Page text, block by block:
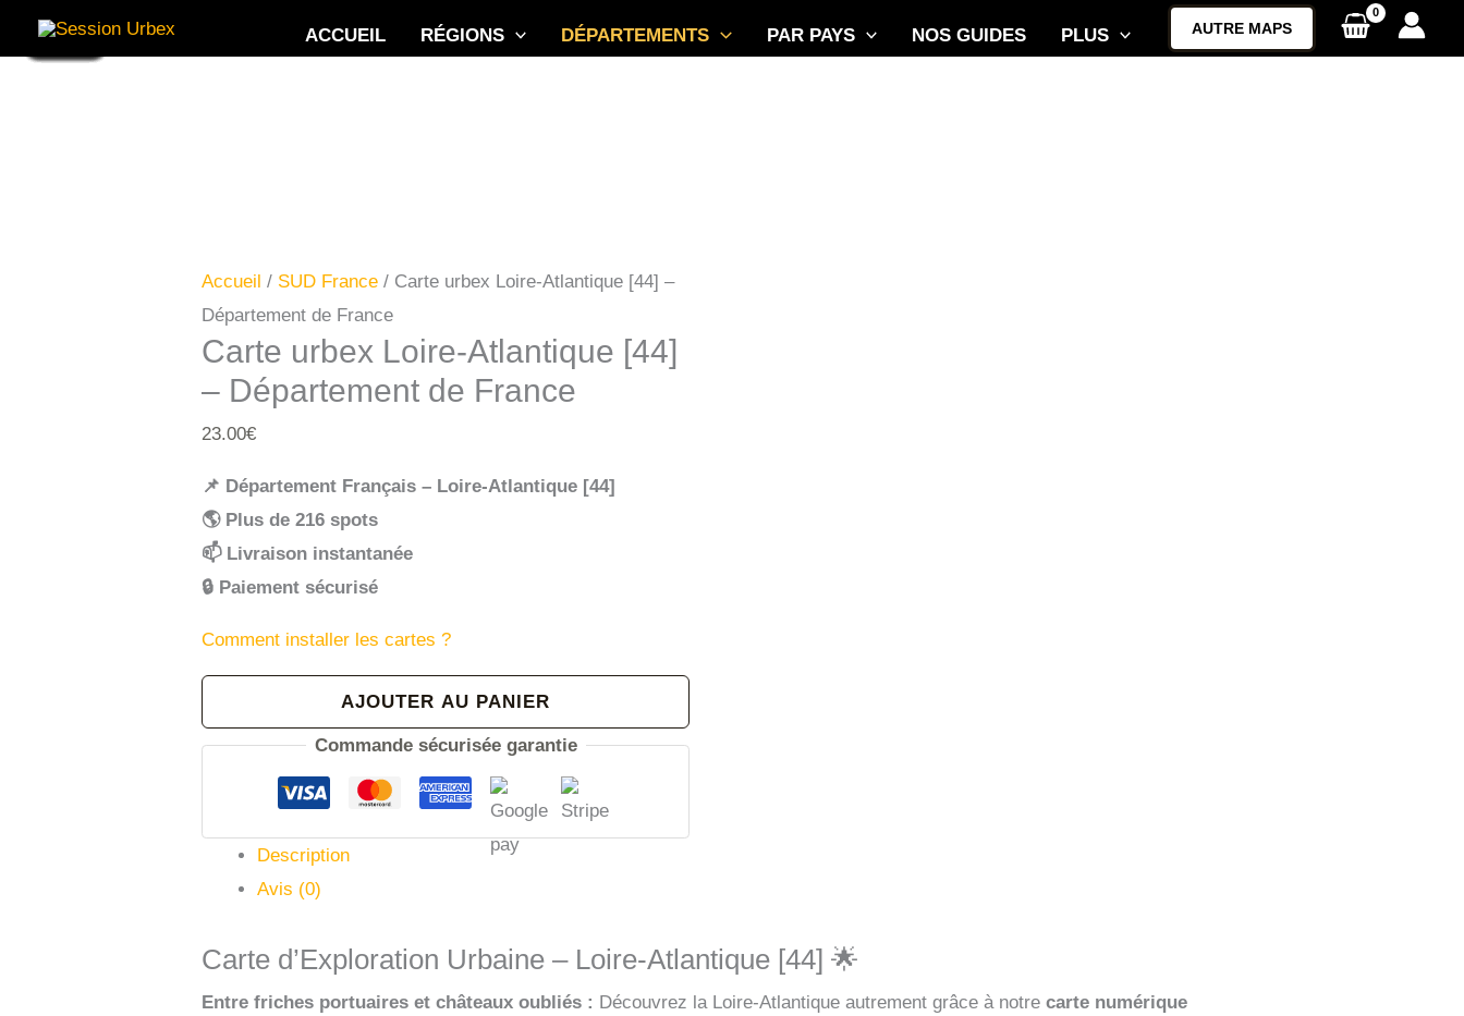
ACCUEIL RÉGIONS DÉPARTEMENTS PAR PAYS NOS GUIDES PLUS AUTRE MAPS
Accueil / SUD France / Carte urbex Loire-Atlantique [44] –
Département de France
Carte urbex Loire-Atlantique [44]
– Département de France
23.00€
📌 Département Français – Loire-Atlantique [44]
🌎 Plus de 216 spots
📫 Livraison instantanée
🔒 Paiement sécurisé
Comment installer les cartes ?
de
Atlantique
Département
de
AJOUTER AU PANIER
Commande sécurisée garantie
Description
Avis (0)
Carte d’Exploration Urbaine – Loire-Atlantique [44] 🌟
Entre friches portuaires et châteaux oubliés : Découvrez la Loire-Atlantique autrement grâce à notrecarte numérique
Promo !
Promo !
Promo !
Promo !
Promo !
Promo !
Promo !
Promo !
Promo !
Promo !
Promo !
Promo !
Promo !
Promo !